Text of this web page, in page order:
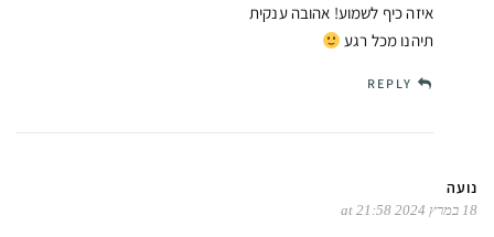
איזה כיף לשמוע! אהובה ענקית
תיהנו מכל רגע
REPLY
נועה
18 במרץ 2024 at 21:58